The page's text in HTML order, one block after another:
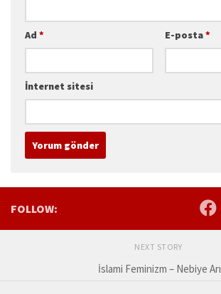
Ad * E-posta*
İnternet sitesi
FOLLOW:
NEXT STORY
İslami Feminizm – Nebiye Arı